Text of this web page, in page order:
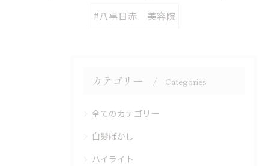
#八事日赤 美容院
カテゴリー Categories
全てのカテゴリー
白髪ぼかし
ハイライト